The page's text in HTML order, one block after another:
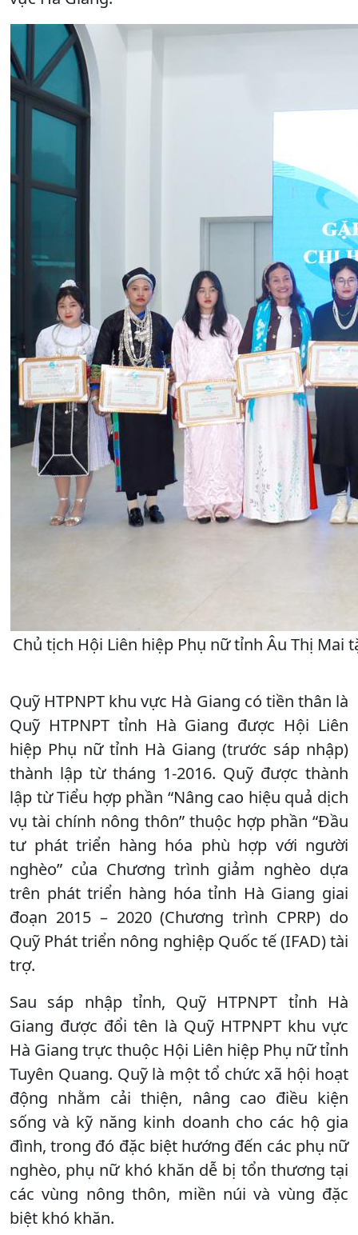
Chủ tịch Hội Liên hiệp Phụ nữ tỉnh Âu Thị
Quỹ HTPNPT khu vực Hà Giang có tiền thân là
Quỹ HTPNPT tỉnh Hà Giang được Hội Liên
hiệp Phụ nữ tỉnh Hà Giang (trước sáp nhập)
thành lập từ tháng 1-2016. Quỹ được thành
lập từ Tiểu hợp phần “Nâng cao hiệu quả dịch
vụ tài chính nông thôn” thuộc hợp phần “Đầu
tư phát triển hàng hóa phù hợp với người
nghèo” của Chương trình giảm nghèo dựa
trên phát triển hàng hóa tỉnh Hà Giang giai
đoạn 2015 – 2020 (Chương trình CPRP) do
Quỹ Phát triển nông nghiệp Quốc tế (IFAD) tài
trợ.
Sau sáp nhập tỉnh, Quỹ HTPNPT tỉnh Hà
Giang được đổi tên là Quỹ HTPNPT khu vực
Hà Giang trực thuộc Hội Liên hiệp Phụ nữ tỉnh
Tuyên Quang. Quỹ là một tổ chức xã hội hoạt
động nhằm cải thiện, nâng cao điều kiện
sống và kỹ năng kinh doanh cho các hộ gia
đình, trong đó đặc biệt hướng đến các phụ nữ
nghèo, phụ nữ khó khăn dễ bị tổn thương tại
các vùng nông thôn, miền núi và vùng đặc
biệt khó khăn.